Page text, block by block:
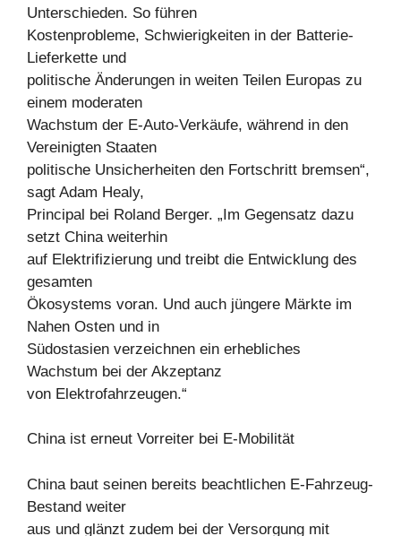
Unterschieden. So führen
Kostenprobleme, Schwierigkeiten in der Batterie-
Lieferkette und
politische Änderungen in weiten Teilen Europas zu
einem moderaten
Wachstum der E-Auto-Verkäufe, während in den
Vereinigten Staaten
politische Unsicherheiten den Fortschritt bremsen“,
sagt Adam Healy,
Principal bei Roland Berger. „Im Gegensatz dazu
setzt China weiterhin
auf Elektrifizierung und treibt die Entwicklung des
gesamten
Ökosystems voran. Und auch jüngere Märkte im
Nahen Osten und in
Südostasien verzeichnen ein erhebliches
Wachstum bei der Akzeptanz
von Elektrofahrzeugen.“
China ist erneut Vorreiter bei E-Mobilität
China baut seinen bereits beachtlichen E-Fahrzeug-
Bestand weiter
aus und glänzt zudem bei der Versorgung mit